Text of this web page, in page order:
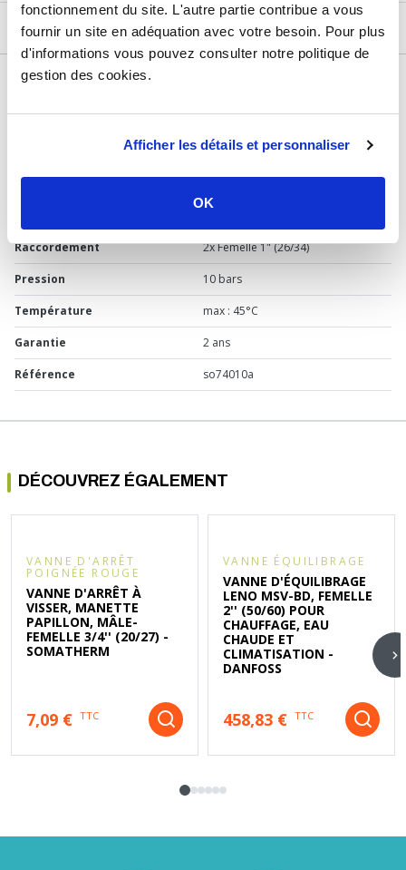
fonctionnement du site. L'autre partie contribue a vous
fournir un site en adéquation avec votre besoin. Pour plus
d'informations vous pouvez consulter notre politique de
gestion des cookies.
Afficher les détails et personnaliser
OK
DESCRIPTIF
DÉTAILS TECHNIQUES
Chauffage
Marque
Raccordement 2x Femelle 1" (26/34)
Pression 10 bars
Température max : 45°C
Garantie 2 ans
Référence so74010a
DÉCOUVREZ ÉGALEMENT
VANNE D'ARRÊT
POIGNÉE ROUGE
VANNE D'ARRÊT À
VISSER, MANETTE
PAPILLON, MÂLE-
FEMELLE 3/4'' (20/27) -
SOMATHERM
7,09 € TTC
VANNE ÉQUILIBRAGE
VANNE D'ÉQUILIBRAGE
LENO MSV-BD, FEMELLE
2'' (50/60) POUR
CHAUFFAGE, EAU
CHAUDE ET
CLIMATISATION -
DANFOSS
458,83 € TTC